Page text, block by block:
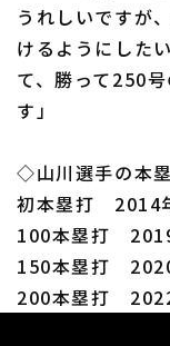
うれしいですが
けるようにした
て、勝って250
す」
◇山川選手の本
初本塁打 2014
100本塁打
150本塁打
200本塁打